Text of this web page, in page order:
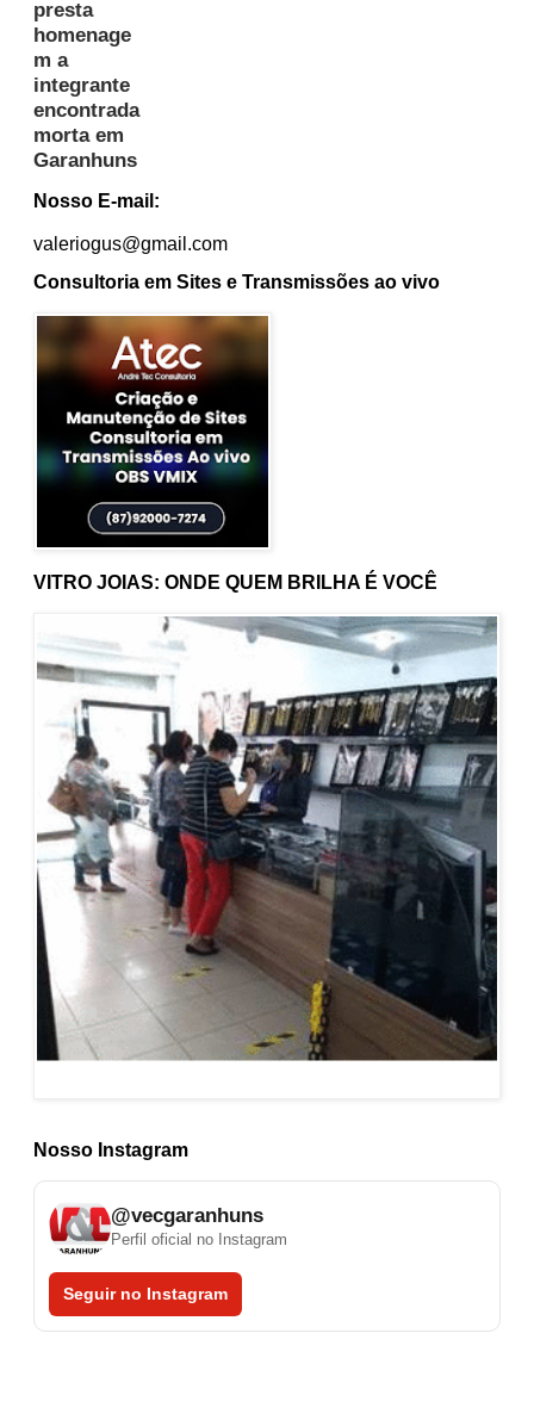
Nosso Instagram
@vecgaranhuns
Perfil oficial no Instagram
Seguir no Instagram
VITRO JOIAS: ONDE QUEM BRILHA É VOCÊ
presta
homenage
m a
integrante
encontrada
morta em
Garanhuns
Nosso E-mail:
valeriogus@gmail.com
Consultoria em Sites e Transmissões ao vivo